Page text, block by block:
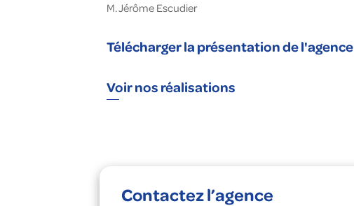
M. Jérôme Escudier
Télécharger la présentation de l'agence
Voir nos réalisations
Contactez l’agence